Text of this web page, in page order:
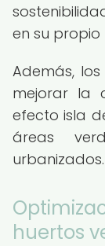
en su propio
Además,
mejorar la
efecto isla
áreas
urbanizados.
huertos